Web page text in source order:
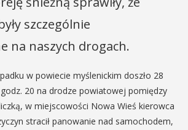
szczególnie
na naszych drogach.
w powiecie myślenickim doszło 28
20 na drodze powiatowej pomiędzy
w miejscowości Nowa Wieś kierowca
stracił panowanie nad samochodem,